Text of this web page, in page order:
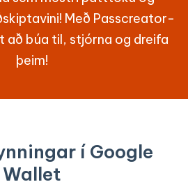
Með Passcreator-
að búa til, stjórna og dreifa
þeim!
í Google
Wallet